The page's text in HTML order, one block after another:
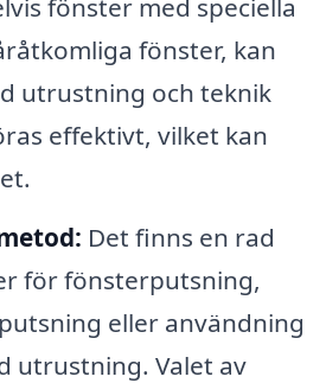
fönster med speciella
fönster, kan
utrustning och teknik
effektivt, vilket kan
Det finns en rad
för fönsterputsning,
eller användning
utrustning. Valet av